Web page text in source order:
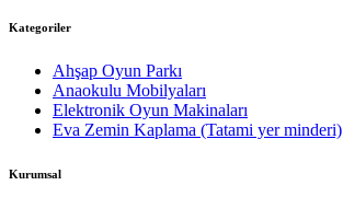
Kategoriler
Ahşap Oyun Parkı
Anaokulu Mobilyaları
Elektronik Oyun Makinaları
Eva Zemin Kaplama (Tatami yer minderi)
Kurumsal